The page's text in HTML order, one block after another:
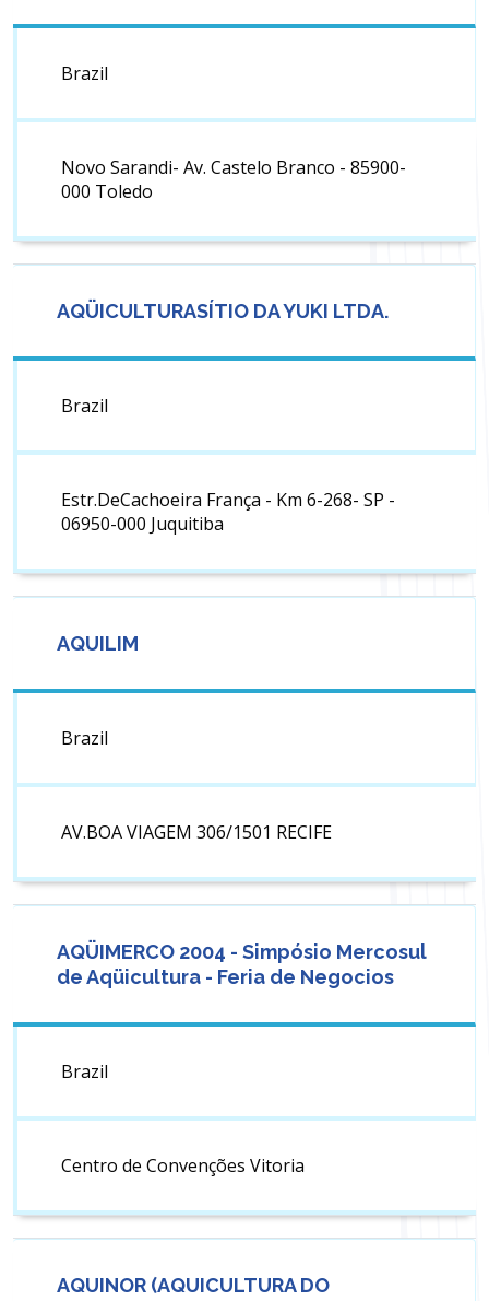
Brazil
Novo Sarandi- Av. Castelo Branco - 85900-
000 Toledo
AQÜICULTURASÍTIO DA YUKI LTDA.
Brazil
Estr.DeCachoeira França - Km 6-268- SP -
06950-000 Juquitiba
AQUILIM
Brazil
AV.BOA VIAGEM 306/1501 RECIFE
AQÜIMERCO 2004 - Simpósio Mercosul
de Aqüicultura - Feria de Negocios
Brazil
Centro de Convenções Vitoria
AQUINOR (AQUICULTURA DO